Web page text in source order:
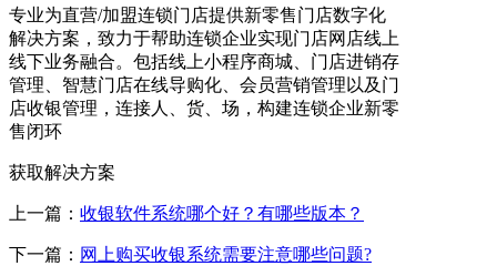
专业为直营/加盟连锁门店提供新零售门店数字化
解决方案，致力于帮助连锁企业实现门店网店线上
线下业务融合。包括线上小程序商城、门店进销存
管理、智慧门店在线导购化、会员营销管理以及门
店收银管理，连接人、货、场，构建连锁企业新零
售闭环
获取解决方案
上一篇： 收银软件系统哪个好？有哪些版本？
下一篇： 网上购买收银系统需要注意哪些问题?